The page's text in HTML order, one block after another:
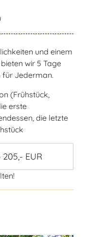
und einem
wir 5 Tage
für Jederman.
(Frühstück,
erste
die letzte
EUR